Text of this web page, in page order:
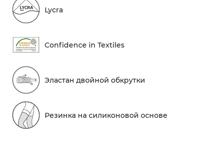
Lycra
Conf​idence in Textiles
Эластан двойной обкрутки
Резинка на силиконовой основе